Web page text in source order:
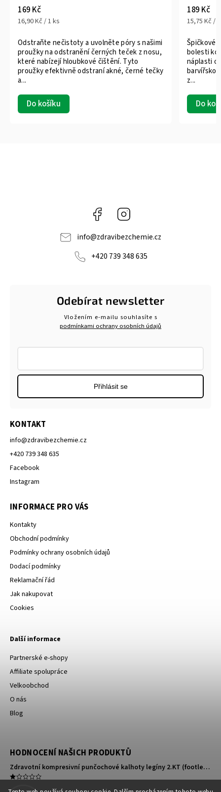
169 Kč
16,90 Kč / 1 ks
Do košíku
Odstraňte nečistoty a uvolněte póry s našimi
proužky na odstranění černých teček z nosu,
které nabízejí hloubkové čištění. Tyto
proužky efektivně odstraní akné, černé tečky
a...
189 Kč
15,75 Kč /
Do
Špičkové
bolesti
náplasti
z...
Facebook
info@zdravibezchemie.cz
+420 739 348 635
KONTAKT
info@zdravibezchemie.cz
+420 739 348 635
Facebook
Instagram
INFORMACE PRO VÁS
Kontakty
Obchodní podmínky
Podmínky ochrany osobních údajů
Dodací podmínky
Reklamační řád
Jak nakupovat
Cookies
Odebírat newsletter
Vložením e-mailu souhlasíte s
podmínkami ochrany osobních údajů
Přihlásit se
Další informace
Partnerské e-shopy
Affiliate spolupráce
Velkoobchod
O nás
Blog
HODNOCENÍ NAŠICH PRODUKTŮ
Zdravotní kompresivní punčochové kalhoty legíny 2.KT (footless)